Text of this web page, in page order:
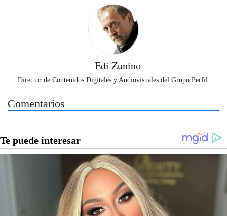
Edi Zunino
Director de Contenidos Digitales y Audiovisuales del Grupo Perfil.
Comentarios